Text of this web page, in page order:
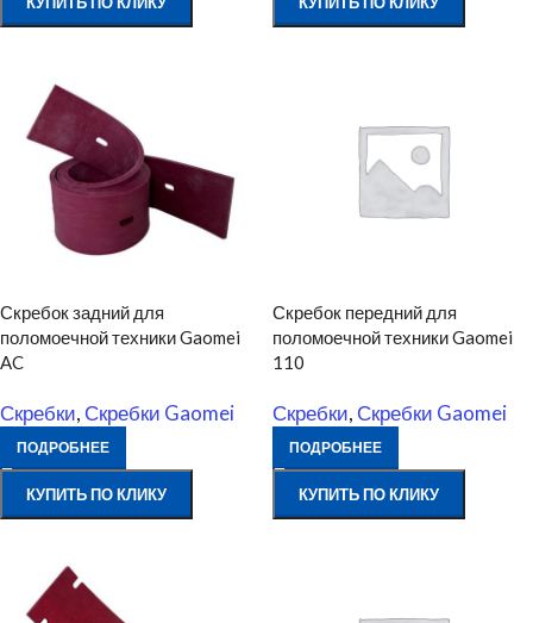
Скребок задний для
поломоечной техники Gaomei
AC
Скребки, Скребки Gaomei
ПОДРОБНЕЕ
КУПИТЬ ПО КЛИКУ
Скребок передний для
поломоечной техники Gaomei
110
Скребки, Скребки Gaomei
ПОДРОБНЕЕ
КУПИТЬ ПО КЛИКУ